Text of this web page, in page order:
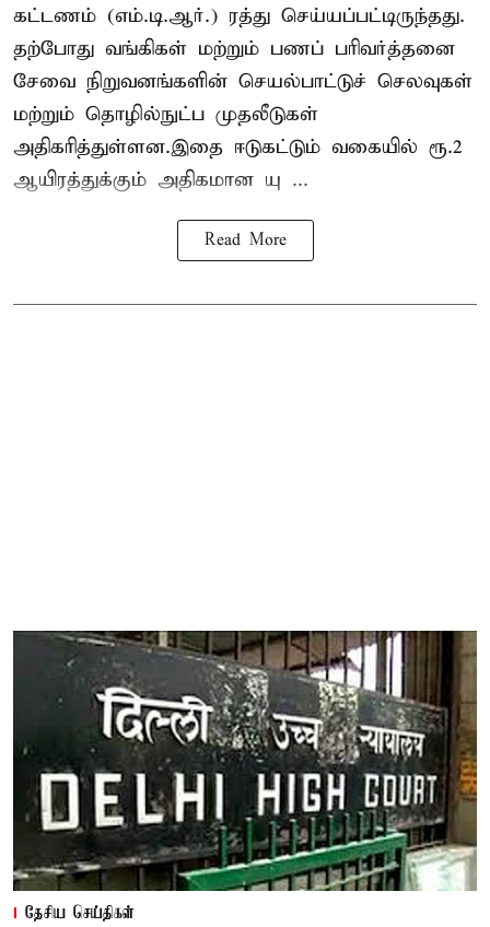
கட்டணம் (எம்.டி.ஆர்.) ரத்து செய்யப்பட்டிருந்தது.
தற்போது வங்கிகள் மற்றும் பணப் பரிவர்த்தனை
சேவை நிறுவனங்களின் செயல்பாட்டுச் செலவுகள்
மற்றும் தொழில்நுட்ப முதலீடுகள்
அதிகரித்துள்ளன.இதை ஈடுகட்டும் வகையில் ரூ.2
ஆயிரத்துக்கும் அதிகமான யு ...
Read More
தேசிய செய்திகள்